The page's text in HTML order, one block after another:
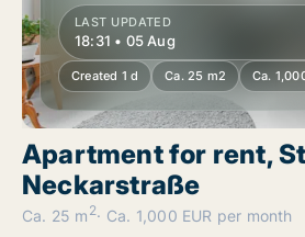
LAST UPDATED
18:31 • 05 Aug
Created 1 d Ca. 25 m2 Ca.
Apartment for rent,
Neckarstraße
Ca. 25 m 2 Ca. 1,000 EUR per month